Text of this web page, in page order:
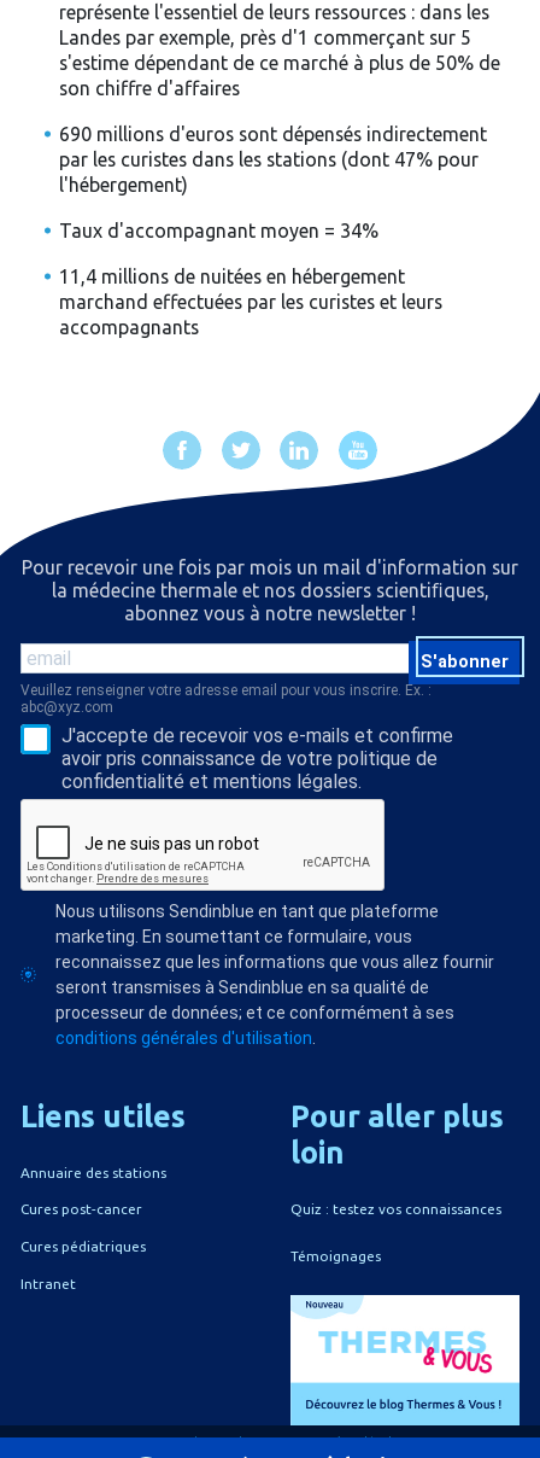
représente l'essentiel de leurs ressources : dans les
Landes par exemple, près d'1 commerçant sur 5
s'estime dépendant de ce marché à plus de 50% de
son chiffre d'affaires
690 millions d'euros sont dépensés indirectement
par les curistes dans les stations (dont 47% pour
l'hébergement)
Taux d'accompagnant moyen = 34%
11,4 millions de nuitées en hébergement
marchand effectuées par les curistes et leurs
accompagnants
Pour recevoir une fois par mois un mail d'information sur
la médecine thermale et nos dossiers scientiﬁques,
abonnez vous à notre newsletter !
S'abonner
Veuillez renseigner votre adresse email pour vous inscrire. Ex. :
abc@xyz.com
J'accepte de recevoir vos e-mails et confirme
avoir pris connaissance de votre politique de
confidentialité et mentions légales.
Nous utilisons Sendinblue en tant que plateforme
marketing. En soumettant ce formulaire, vous
reconnaissez que les informations que vous allez fournir
seront transmises à Sendinblue en sa qualité de
processeur de données; et ce conformément à ses
conditions générales d'utilisation
Liens utiles
Annuaire des stations
Cures post-cancer
Cures pédiatriques
Intranet
Pour aller plus
loin
Quiz : testez vos connaissances
Témoignages